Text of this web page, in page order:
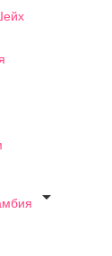
